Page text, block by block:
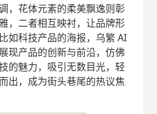
，花体元素的柔美飘逸则彰
，二者相互映衬，让品牌形
如科技产品的海报，乌繁 AI
现产品的创新与前沿，仿佛
的魅力，吸引无数目光，轻
出，成为街头巷尾的热议焦